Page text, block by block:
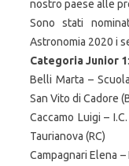
nostro paese alle
Sono stati
Astronomia 2020 i
Categoria Junior 1:
Belli Marta –
San Vito di Cadore
Caccamo Luigi –
Taurianova (RC)
Campagnari Elena –